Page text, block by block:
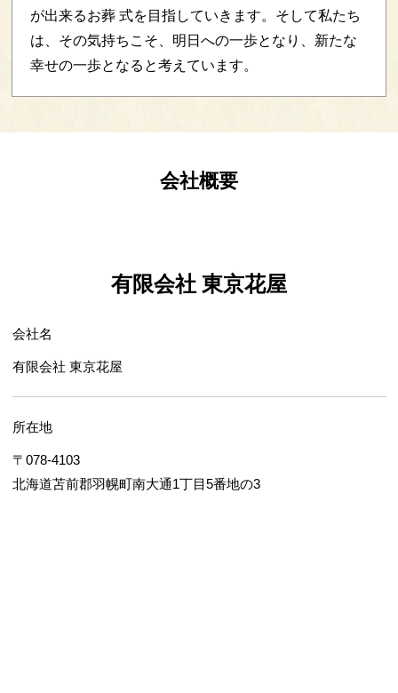
が出来るお葬 式を目指していきます。そして私たち
は、その気持ちこそ、明日への一歩となり、新たな
幸せの一歩となると考えています。
会社概要
有限会社 東京花屋
会社名
有限会社 東京花屋
所在地
〒078-4103
北海道苫前郡羽幌町南大通1丁目5番地の3